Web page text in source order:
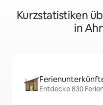
Kurzstatistiken
in
Entdecke 830